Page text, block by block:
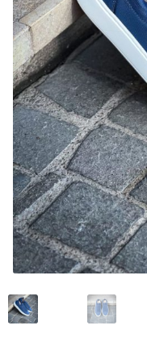
Mon compte
Nos marques
Andrea Ventura
Bontoni Chaussures
Carlos Santos
Carmina
Crockett and Jones
Edward Green